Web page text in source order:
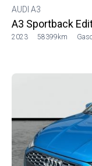
AUDI A3
A3 Sportback
2023 58399km